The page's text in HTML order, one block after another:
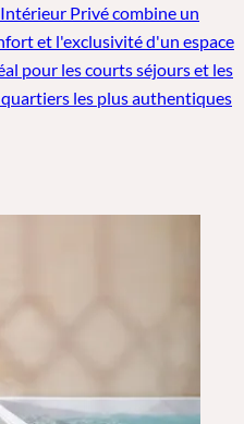
Privé combine un
et l'exclusivité d'un espace
pour les courts séjours et les
les plus authentiques